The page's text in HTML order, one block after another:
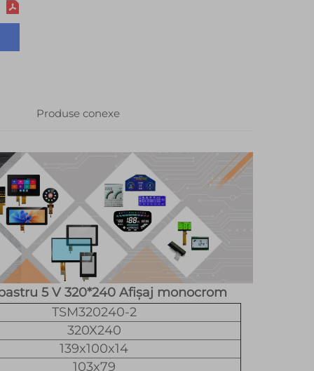
Produse conexe
5 V 320*240 Afișaj monocrom
TSM320240-2
320X240
139x100x14
103x79